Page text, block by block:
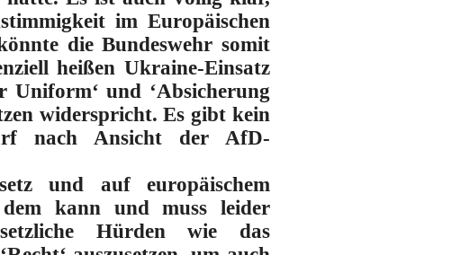
im Europäischen
die Bundeswehr somit
heißen Ukraine-Einsatz
Uniform‘ und ‘Absicherung
widerspricht. Es gibt kein
nach Ansicht der AfD-
und auf europäischem
dem kann und muss leider
Hürden wie das